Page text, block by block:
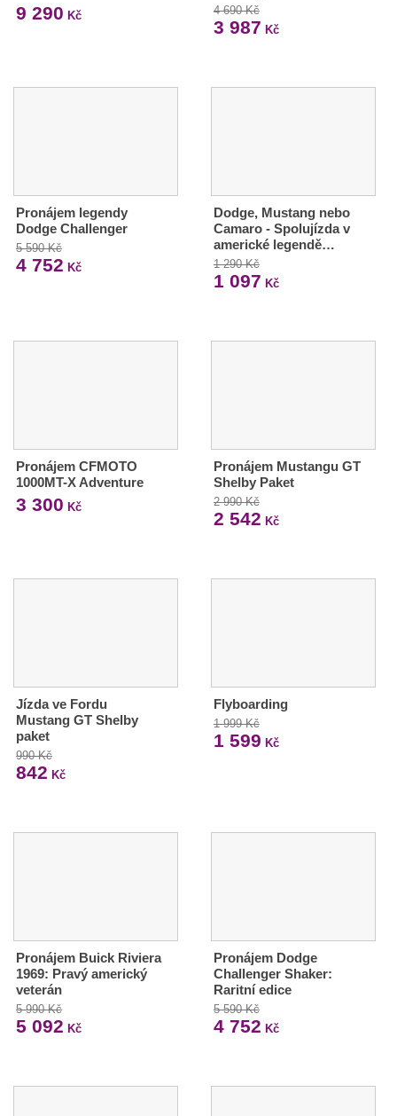
9 290 Kč 4 690 Kč
3 987 Kč
Pronájem legendy
Dodge Challenger
5 590 Kč
4 752 Kč
Dodge, Mustang nebo
Camaro - Spolujízda v
americké legendě…
1 290 Kč
1 097 Kč
Pronájem CFMOTO
1000MT-X Adventure
3 300 Kč
Pronájem Mustangu GT
Shelby Paket
2 990 Kč
2 542 Kč
Jízda ve Fordu
Mustang GT Shelby
paket
990 Kč
842 Kč
Flyboarding
1 999 Kč
1 599 Kč
Pronájem Buick Riviera
1969: Pravý americký
veterán
5 990 Kč
5 092 Kč
Pronájem Dodge
Challenger Shaker:
Raritní edice
5 590 Kč
4 752 Kč